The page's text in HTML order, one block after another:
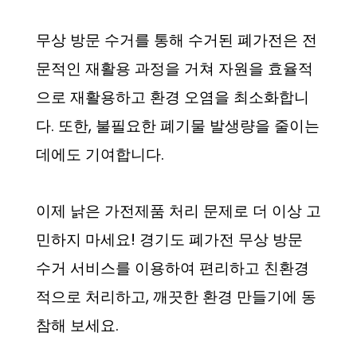
무상 방문 수거를 통해 수거된 폐가전은 전
문적인 재활용 과정을 거쳐 자원을 효율적
으로 재활용하고 환경 오염을 최소화합니
다. 또한, 불필요한 폐기물 발생량을 줄이는
데에도 기여합니다.
이제 낡은 가전제품 처리 문제로 더 이상 고
민하지 마세요! 경기도 폐가전 무상 방문
수거 서비스를 이용하여 편리하고 친환경
적으로 처리하고, 깨끗한 환경 만들기에 동
참해 보세요.